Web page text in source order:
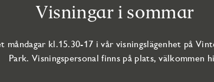
Visningar i sommar
måndagar kl.15.30-17 i vår visningslägenhet på
Park. Visningspersonal finns på plats, välkommen